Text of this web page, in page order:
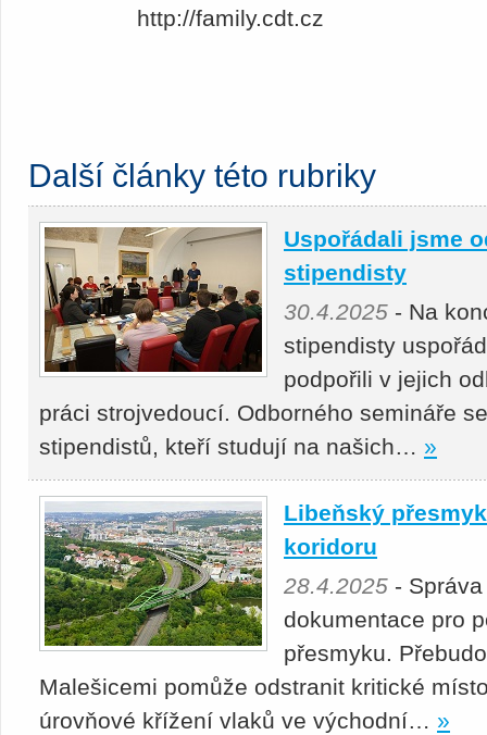
http://family.cdt.cz
Další články této rubriky
Uspořádali jsme
stipendisty
30.4.2025 - Na
stipendisty
podpořili v jejich
práci strojvedoucí. Odborného semináře
stipendistů, kteří studují na našich… »
Libeňský
koridoru
28.4.2025 -
dokumentace pro
přesmyku.
Malešicemi pomůže odstranit kritické
úrovňové křížení vlaků ve východní… »